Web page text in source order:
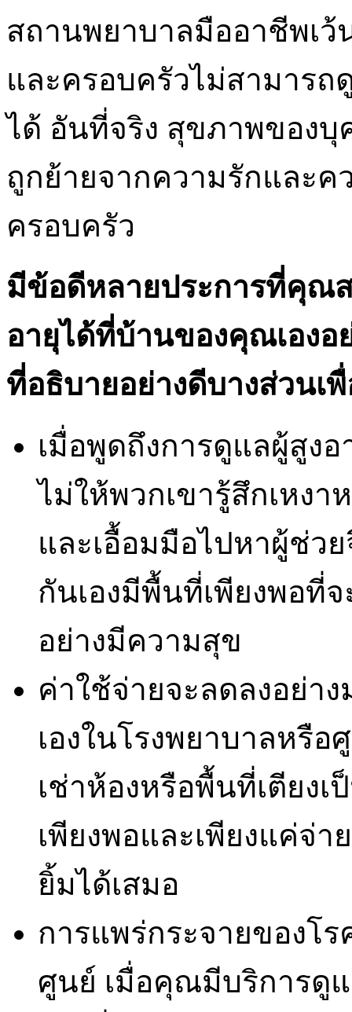
สถานพยาบาลมืออาชีพเ
และครอบครัวไม่สามารถ
ได้ อันที่จริง สุขภาพของบุ
ถูกย้ายจากความรักและ
ครอบครัว
มีข้อดีหลายประการที่คุณ
อายุได้ที่บ้านของคุณเองอ
ที่อธิบายอย่างดีบางส่วนเ
เมื่อพูดถึงการดูแลผู้สูง
ไม่ให้พวกเขารู้สึกเหงา
และเอื้อมมือไปหาผู้ช่ว
กันเองมีพื้นที่เพียงพอที่
อย่างมีความสุข
ค่าใช้จ่ายจะลดลงอย่า
เองในโรงพยาบาลหรื
เช่าห้องหรือพื้นที่เตียง
เพียงพอและเพียงแค่จ่
ยิ้มได้เสมอ
การแพร่กระจายของโ
ศูนย์ เมื่อคุณมีบริการดู